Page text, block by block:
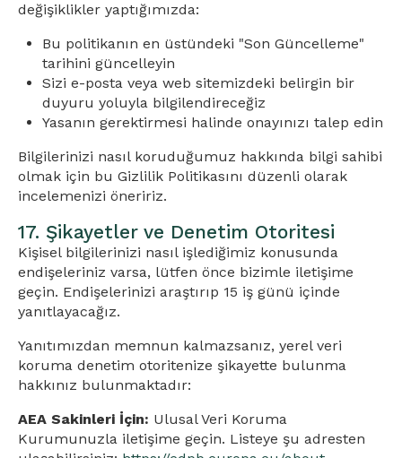
değişiklikler yaptığımızda:
Bu politikanın en üstündeki "Son Güncelleme"
tarihini güncelleyin
Sizi e-posta veya web sitemizdeki belirgin bir
duyuru yoluyla bilgilendireceğiz
Yasanın gerektirmesi halinde onayınızı talep edin
Bilgilerinizi nasıl koruduğumuz hakkında bilgi sahibi
olmak için bu Gizlilik Politikasını düzenli olarak
incelemenizi öneririz.
17. Şikayetler ve Denetim Otoritesi
Kişisel bilgilerinizi nasıl işlediğimiz konusunda
endişeleriniz varsa, lütfen önce bizimle iletişime
geçin. Endişelerinizi araştırıp 15 iş günü içinde
yanıtlayacağız.
Yanıtımızdan memnun kalmazsanız, yerel veri
koruma denetim otoritenize şikayette bulunma
hakkınız bulunmaktadır:
AEA Sakinleri İçin: Ulusal Veri Koruma
Kurumunuzla iletişime geçin. Listeye şu adresten